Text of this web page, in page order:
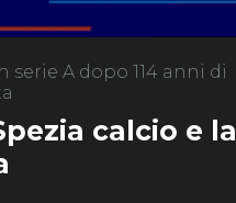
serie A dopo 114 anni di
calcio e la